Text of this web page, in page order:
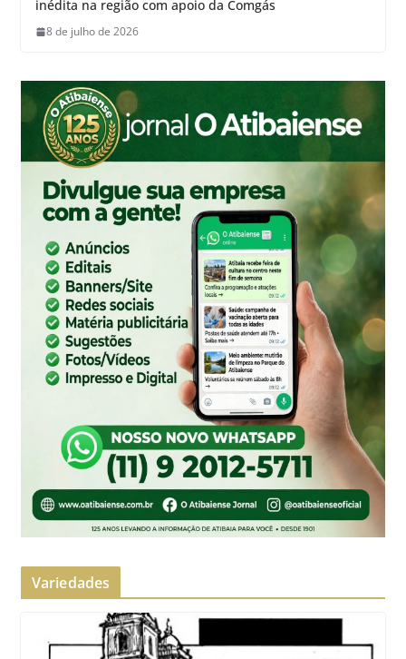
inédita na região com apoio da Comgás
8 de julho de 2026
Variedades